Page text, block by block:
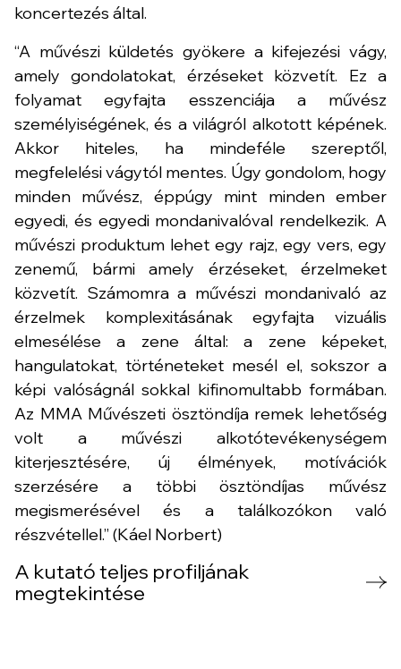
koncertezés által.
“A művészi küldetés gyökere a kifejezési vágy,
amely gondolatokat, érzéseket közvetít. Ez a
folyamat egyfajta esszenciája a művész
személyiségének, és a világról alkotott képének.
Akkor hiteles, ha mindeféle szereptől,
megfelelési vágytól mentes. Úgy gondolom, hogy
minden művész, éppúgy mint minden ember
egyedi, és egyedi mondanivalóval rendelkezik. A
művészi produktum lehet egy rajz, egy vers, egy
zenemű, bármi amely érzéseket, érzelmeket
közvetít. Számomra a művészi mondanivaló az
érzelmek komplexitásának egyfajta vizuális
elmesélése a zene által: a zene képeket,
hangulatokat, történeteket mesél el, sokszor a
képi valóságnál sokkal kifinomultabb formában.
Az MMA Művészeti ösztöndíja remek lehetőség
volt a művészi alkotótevékenységem
kiterjesztésére, új élmények, motívációk
szerzésére a többi ösztöndíjas művész
megismerésével és a találkozókon való
részvétellel.” (Káel Norbert)
A kutató teljes profiljának
megtekintése